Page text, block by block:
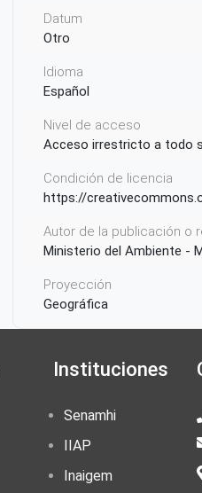
Datum
Otro
Idioma
Español
Nivel de acceso
Acceso irrestricto a todo
Condición de licencia
https://
Autor de la publicación o
Ministerio del Ambiente -
Proyección
Geográfica
Perú
Instituciones
Senamhi
IIAP
Inaigem